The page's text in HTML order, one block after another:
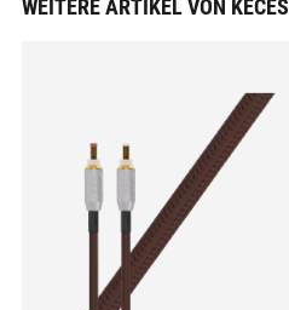
WEITERE ARTIKEL VON KECES